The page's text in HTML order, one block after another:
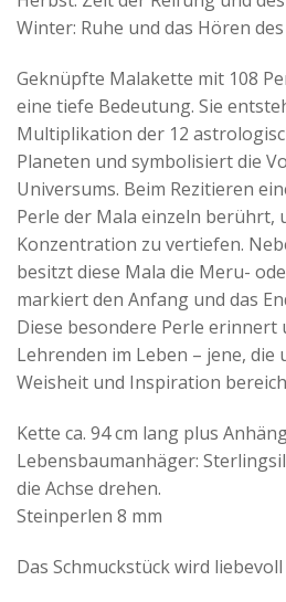
Winter: Ruhe und das Hören
Geknüpfte Malakette mit 108
eine tiefe Bedeutung. Sie
Multiplikation der 12
Planeten und symbolisiert die
Universums. Beim Rezitieren
Perle der Mala einzeln berührt,
Konzentration zu vertiefen.
besitzt diese Mala die Meru-
markiert den Anfang und das
Diese besondere Perle erinnert
Lehrenden im Leben – jene, die
Weisheit und Inspiration
Kette ca. 94 cm lang plus
Lebensbaumanhäger:
die Achse drehen.
Steinperlen 8 mm
Das Schmuckstück wird